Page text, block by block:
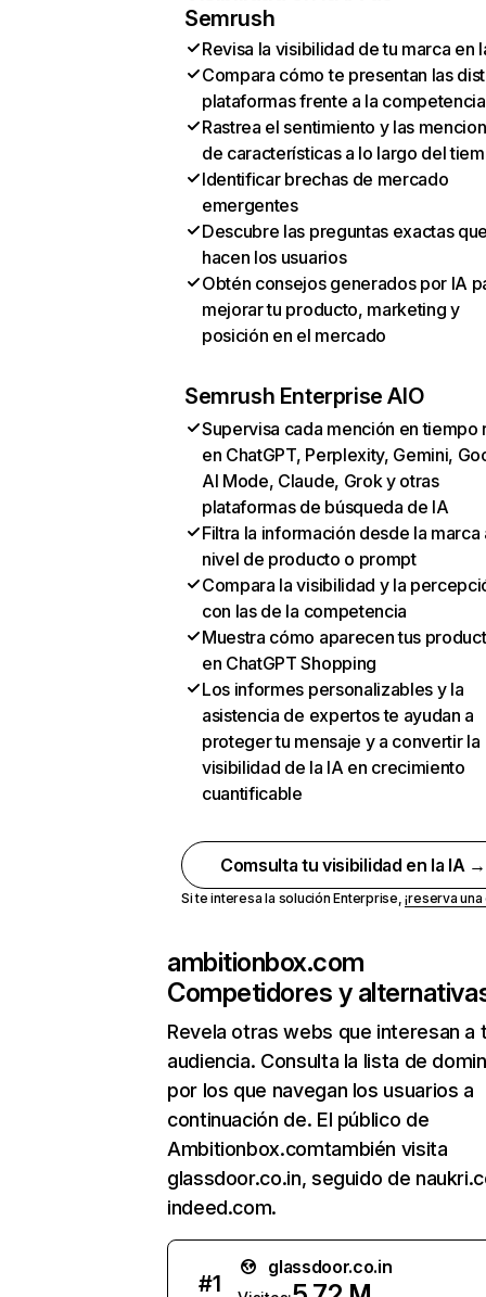
Semrush
Revisa la visibilidad de tu marca en
Compara cómo te presentan las
plataformas frente a la competencia
Rastrea el sentimiento y las
de características a lo largo del
Identificar brechas de mercado
emergentes
Descubre las preguntas exactas
hacen los usuarios
Obtén consejos generados por IA
mejorar tu producto, marketing y
posición en el mercado
Semrush Enterprise AIO
Supervisa cada mención en tiempo
en ChatGPT, Perplexity, Gemini,
AI Mode, Claude, Grok y otras
plataformas de búsqueda de IA
Filtra la información desde la marca
nivel de producto o prompt
Compara la visibilidad y la
con las de la competencia
Muestra cómo aparecen tus
en ChatGPT Shopping
Los informes personalizables y la
asistencia de expertos te ayudan a
proteger tu mensaje y a convertir la
visibilidad de la IA en crecimiento
cuantificable
Comsulta tu visibilidad en la IA →
Si te interesa la solución Enterprise,¡reserva
ambitionbox.com
Competidores y
Revela otras webs que interesan a
audiencia. Consulta la lista de
por los que navegan los usuarios a
continuación de. El público de
Ambitionbox.comtambién visita
glassdoor.co.in, seguido de
indeed.com.
#1
glassdoor.co.in